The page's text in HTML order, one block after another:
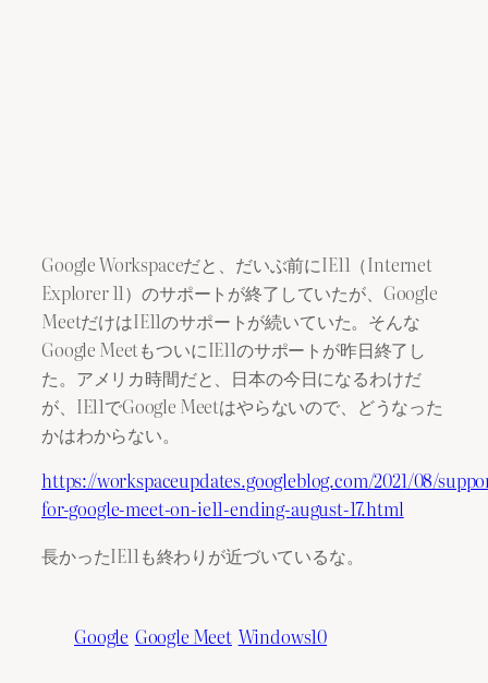
Google Workspaceだと、だいぶ前にIE11（Internet
Explorer 11）のサポートが終了していたが、Google
MeetだけはIE11のサポートが続いていた。そんな
Google MeetもついにIE11のサポートが昨日終了し
た。アメリカ時間だと、日本の今日になるわけだ
が、IE11でGoogle Meetはやらないので、どうなった
かはわからない。
https://workspaceupdates.googleblog.com/2021/08/
for-google-meet-on-ie11-ending-august-17.html
長かったIE11も終わりが近づいているな。
Google Google Meet Windows10